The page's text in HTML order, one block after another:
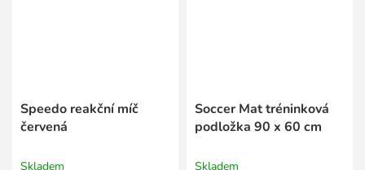
Speedo reakční míč
červená
Skladem
Soccer Mat tréninková
podložka 90 x 60 cm
Skladem